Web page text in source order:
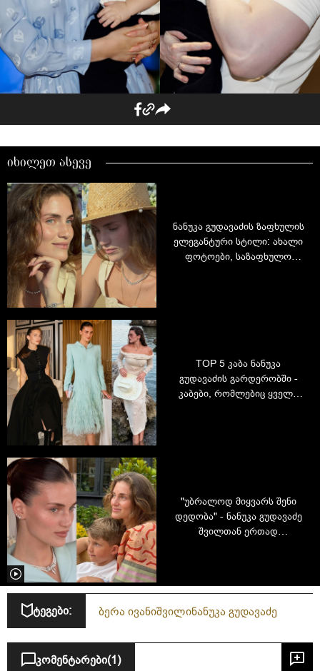
იხილეთ ასევე
ნანუკა გუდავაძის ზაფხულის
ელეგანტური სტილი: ახალი
ფოტოები, საზაფხულო
TOP 5 კაბა ნანუკა
გუდავაძის გარდერობში -
კაბები, რომლებიც ყველა
"უბრალოდ მიყვარს შენი
დედობა" - ნანუკა გუდავაძე
შვილთან ერთად
ტეგები: ბერა ივანიშვილინანუკა გუდავაძე
კომენტარები(1)